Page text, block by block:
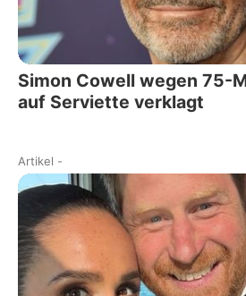
Simon Cowell wegen 75-
auf Serviette verklagt
Artikel -